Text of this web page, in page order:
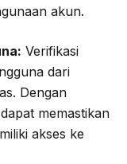
akun.
Verifikasi
dari
Dengan
memastikan
akses ke